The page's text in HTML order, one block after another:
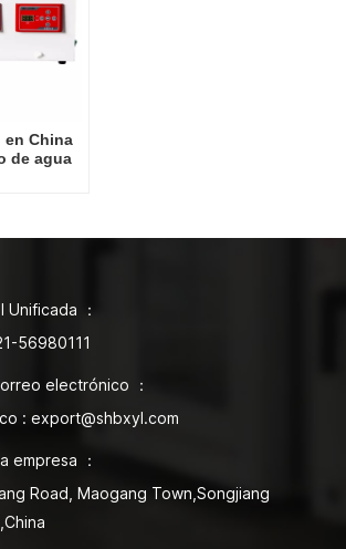
en China
de agua
Unificada ：
56980111
electrónico ：
: export@shbxyl.com
empresa ：
Road, Maogang Town,Songjiang